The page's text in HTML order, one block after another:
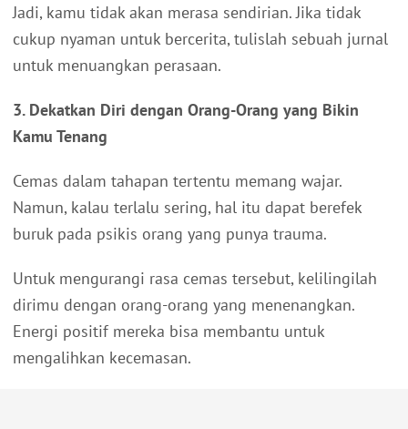
Jadi, kamu tidak akan merasa sendirian. Jika tidak
cukup nyaman untuk bercerita, tulislah sebuah jurnal
untuk menuangkan perasaan.
3. Dekatkan Diri dengan Orang-Orang yang Bikin
Kamu Tenang
Cemas dalam tahapan tertentu memang wajar.
Namun, kalau terlalu sering, hal itu dapat berefek
buruk pada psikis orang yang punya trauma.
Untuk mengurangi rasa cemas tersebut, kelilingilah
dirimu dengan orang-orang yang menenangkan.
Energi positif mereka bisa membantu untuk
mengalihkan kecemasan.